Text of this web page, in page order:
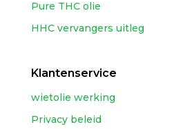
Pure THC olie
HHC vervangers uitleg
Klantenservice
wietolie werking
Privacy beleid